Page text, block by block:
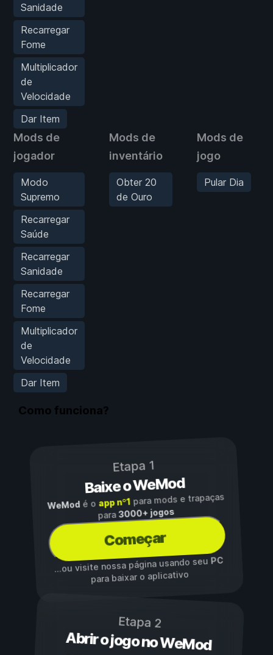
Sanidade
Recarregar
Fome
Multiplicador
de
Velocidade
Dar Item
Mods de
jogador
Modo
Supremo
Recarregar
Saúde
Recarregar
Sanidade
Recarregar
Fome
Multiplicador
de
Velocidade
Dar Item
Mods de
inventário
Obter 20
de Ouro
Mods de
jogo
Pular Dia
Como funciona?
Etapa 1
Baixe o WeMod
WeModé o app nº1para mods e trapaças
para3000+ jogos
Começar
...ou visite nossa página usando seuPC
para baixar o aplicativo
Etapa 2
Abrir o jogo no WeMod